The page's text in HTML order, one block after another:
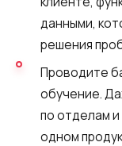
данными,
решения
Проводите
обучение.
по отделам
одном